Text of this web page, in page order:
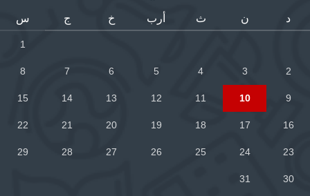
د ن ث أرب خ ج س
1
2
3
4
5
6
7
8
9
10
11
12
13
14
15
16
17
18
19
20
21
22
23
24
25
26
27
28
29
30
31